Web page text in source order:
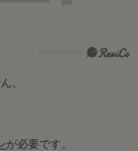
。
が必要です。